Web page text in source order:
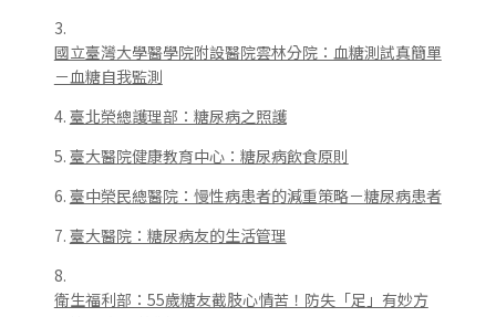
3.
國立臺灣大學醫學院附設醫院雲林分院：血糖測試真簡單
－血糖自我監測
4. 臺北榮總護理部：糖尿病之照護
5. 臺大醫院健康教育中心：糖尿病飲食原則
6. 臺中榮民總醫院：慢性病患者的減重策略－糖尿病患者
7. 臺大醫院：糖尿病友的生活管理
8.
衛生福利部：55歲糖友截肢心情苦！防失「足」有妙方